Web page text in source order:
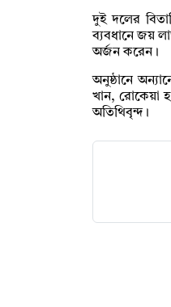
দুই দলের
ব্যবধানে জয়
অর্জন করেন।
অনুষ্ঠানে
খান, রোকেয়া
অতিথিবৃন্দ।